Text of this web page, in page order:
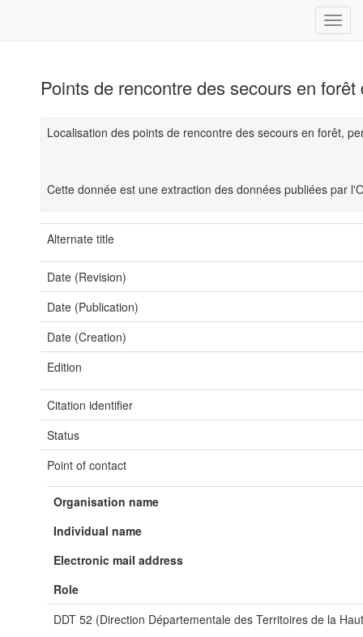
Points de rencontre des secours en
Localisation des points de rencontre des secours en forêt,
Cette donnée est une extraction des données publiées par
Alternate title
Date (Revision)
Date (Publication)
Date (Creation)
Edition
Citation identifier
Status
Point of contact
Organisation name
Individual name
Electronic mail address
Role
DDT 52 (Direction Départementale des Territoires de la